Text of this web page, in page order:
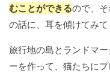
むことができるので、
の話に、耳を傾けてみて
旅行地の島とランドマ
ーを作って、猫たちにプ